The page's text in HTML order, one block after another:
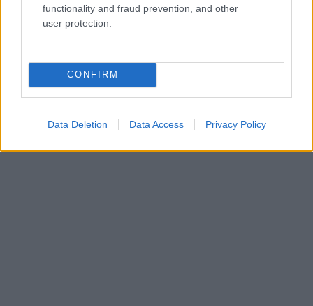
functionality and fraud prevention, and other
user protection.
CONFIRM
Data Deletion Data Access Privacy Policy